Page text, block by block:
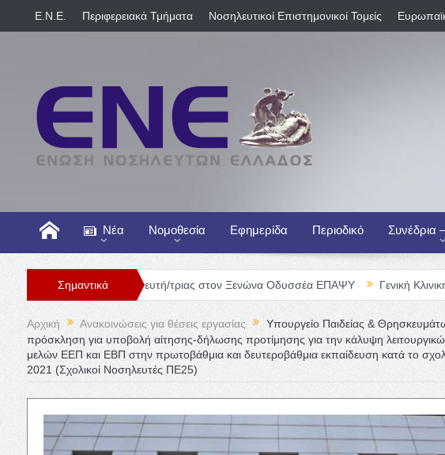
E.N.E. Περιφερειακά Τμήματα Νοσηλευτικοί Επιστημονικοί Τομείς
Νέα Νομοθεσία Εφημερίδα Περιοδικό Συνέδρια
Σημαντικά
Θέση Νοσηλευτή/τριας στον Ξενώνα Οδυσσέα ΕΠΑΨΥ Γενική Κλινική
Αρχική Ανακοινώσεις για θέσεις εργασίας
Υπουργείο Παιδείας &
πρόσκληση για υποβολή αίτησης-δήλωσης προτίμησης για την κάλυψη
μελών ΕΕΠ και ΕΒΠ στην πρωτοβάθμια και δευτεροβάθμια εκπαίδευση κατά το
2021 (Σχολικοί Νοσηλευτές ΠΕ25)